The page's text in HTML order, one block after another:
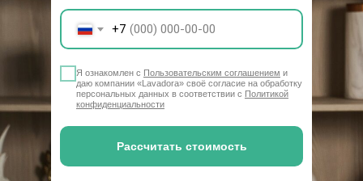
+7
Я ознакомлен с Пользовательским соглашением и
даю компании «Lavadora» своё согласие на обработку
персональных данных в соответствии с Политикой
конфиденциальности
Рассчитать стоимость